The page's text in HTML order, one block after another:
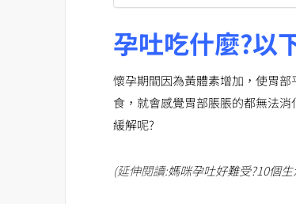
孕吐吃什麼?以
懷孕期間因為黃體素增加，使胃
食，就會感覺胃部脹脹的都無法
緩解呢?
(延伸閱讀:媽咪孕吐好難受?10個